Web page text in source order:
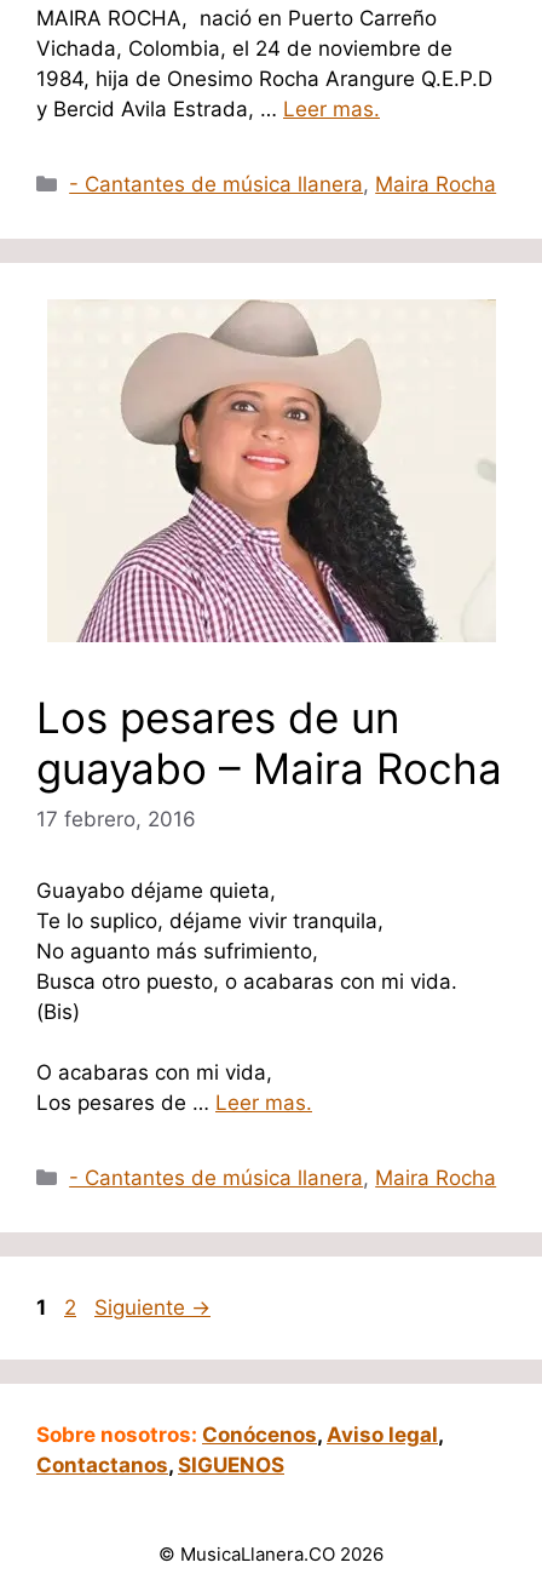
MAIRA ROCHA, nació en Puerto Carreño
Vichada, Colombia, el 24 de noviembre de
1984, hija de Onesimo Rocha Arangure Q.E.P.D
y Bercid Avila Estrada, … Leer mas.
Categorías
- Cantantes de música llanera, Maira Rocha
Los pesares de un
guayabo – Maira Rocha
17 febrero, 2016
Guayabo déjame quieta,
Te lo suplico, déjame vivir tranquila,
No aguanto más sufrimiento,
Busca otro puesto, o acabaras con mi vida.
(Bis)
O acabaras con mi vida,
Los pesares de … Leer mas.
Categorías
- Cantantes de música llanera, Maira Rocha
Página
1 Página
2 Siguiente →
Sobre nosotros: Conócenos, Aviso legal,
Contactanos, SIGUENOS
© MusicaLlanera.CO 2026